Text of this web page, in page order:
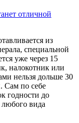
отличной
из
специальной
уже через 15
налокотник или
нельзя дольше 30
Сам по себе
годности до
любого вида